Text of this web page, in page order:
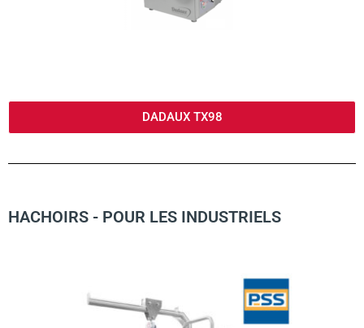
DADAUX TX98
HACHOIRS - POUR LES INDUSTRIELS